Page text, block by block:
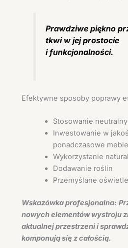
Prawdziwe piękno
tkwi w jej prostocie
i funkcjonalności.
Efektywne sposoby poprawy
Stosowanie
Inwestowanie w
ponadczasowe meble
Wykorzystanie
Dodawanie roślin
Przemyślane
Wskazówka profesjonalna:
nowych elementów wystroju
aktualnej przestrzeni i
komponują się z całością.